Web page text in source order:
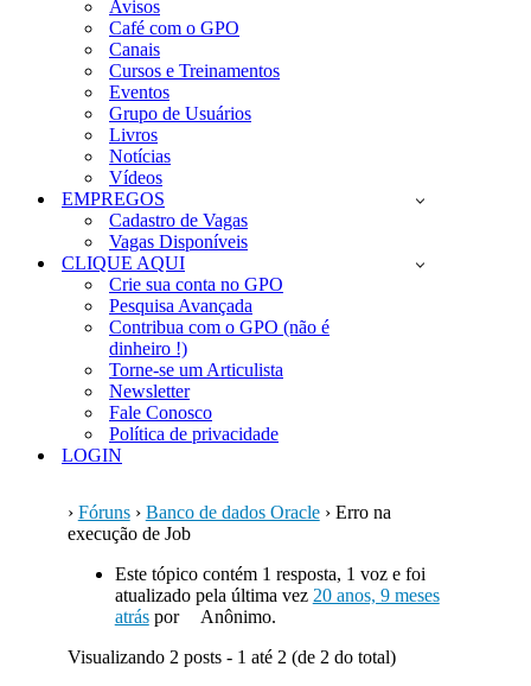
Avisos
Café com o GPO
Canais
Cursos e Treinamentos
Eventos
Grupo de Usuários
Livros
Notícias
Vídeos
EMPREGOS
Cadastro de Vagas
Vagas Disponíveis
CLIQUE AQUI
Crie sua conta no GPO
Pesquisa Avançada
Contribua com o GPO (não é
dinheiro !)
Torne-se um Articulista
Newsletter
Fale Conosco
Política de privacidade
LOGIN
› Fóruns › Banco de dados Oracle › Erro na
execução de Job
Este tópico contém 1 resposta, 1 voz e foi
atualizado pela última vez 20 anos, 9 meses
atráspor
Anônimo.
Visualizando 2 posts - 1 até 2 (de 2 do total)